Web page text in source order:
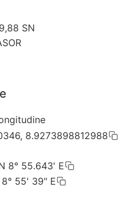
SN
8.9273898812988
8° 55.643' E
55' 39" E